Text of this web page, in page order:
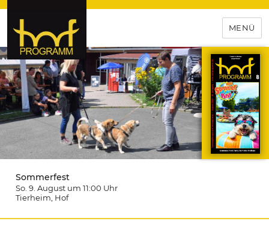
hof-programm – das
Veranstaltungsportal für
Hochfranken
MENÜ
Sommerfest
So. 9. August um 11:00 Uhr
Tierheim , Hof